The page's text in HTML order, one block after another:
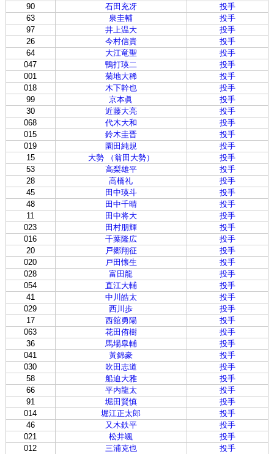
90
石田充冴
投手
63
泉圭輔
投手
97
井上温大
投手
26
今村信貴
投手
64
大江竜聖
投手
047
鴨打瑛二
投手
001
菊地大稀
投手
018
木下幹也
投手
99
京本眞
投手
30
近藤大亮
投手
068
代木大和
投手
015
鈴木圭晋
投手
019
園田純規
投手
15
大勢 （翁田大勢）
投手
53
高梨雄平
投手
28
高橋礼
投手
45
田中瑛斗
投手
48
田中千晴
投手
11
田中将大
投手
023
田村朋輝
投手
016
千葉隆広
投手
20
戸郷翔征
投手
020
戸田懐生
投手
028
富田龍
投手
054
直江大輔
投手
41
中川皓太
投手
029
西川歩
投手
17
西舘勇陽
投手
063
花田侑樹
投手
36
馬場皐輔
投手
041
黃錦豪
投手
030
吹田志道
投手
58
船迫大雅
投手
66
平内龍太
投手
91
堀田賢慎
投手
014
堀江正太郎
投手
46
又木鉄平
投手
021
松井颯
投手
012
三浦克也
投手